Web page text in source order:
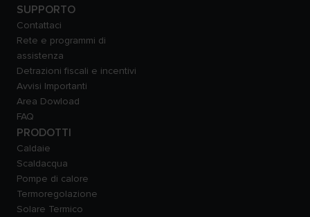
SUPPORTO
Contattaci
Rete e programmi di
assistenza
Detrazioni fiscali e incentivi
Avvisi Importanti
Area Dowload
FAQ
PRODOTTI
Caldaie
Scaldacqua
Pompe di calore
Termoregolazione
Solare Termico